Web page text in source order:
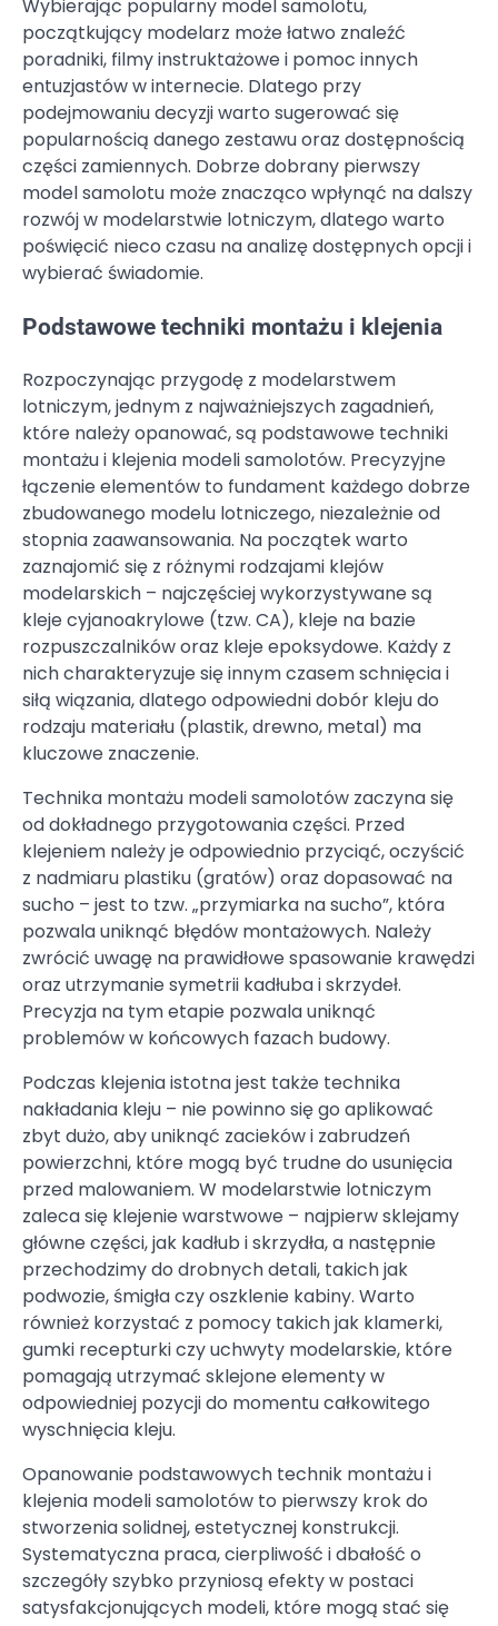
Wybierając popularny model samolotu,
początkujący modelarz może łatwo znaleźć
poradniki, filmy instruktażowe i pomoc innych
entuzjastów w internecie. Dlatego przy
podejmowaniu decyzji warto sugerować się
popularnością danego zestawu oraz dostępnością
części zamiennych. Dobrze dobrany pierwszy
model samolotu może znacząco wpłynąć na dalszy
rozwój w modelarstwie lotniczym, dlatego warto
poświęcić nieco czasu na analizę dostępnych opcji i
wybierać świadomie.
Podstawowe techniki montażu i klejenia
Rozpoczynając przygodę z modelarstwem
lotniczym, jednym z najważniejszych zagadnień,
które należy opanować, są podstawowe techniki
montażu i klejenia modeli samolotów. Precyzyjne
łączenie elementów to fundament każdego dobrze
zbudowanego modelu lotniczego, niezależnie od
stopnia zaawansowania. Na początek warto
zaznajomić się z różnymi rodzajami klejów
modelarskich – najczęściej wykorzystywane są
kleje cyjanoakrylowe (tzw. CA), kleje na bazie
rozpuszczalników oraz kleje epoksydowe. Każdy z
nich charakteryzuje się innym czasem schnięcia i
siłą wiązania, dlatego odpowiedni dobór kleju do
rodzaju materiału (plastik, drewno, metal) ma
kluczowe znaczenie.
Technika montażu modeli samolotów zaczyna się
od dokładnego przygotowania części. Przed
klejeniem należy je odpowiednio przyciąć, oczyścić
z nadmiaru plastiku (gratów) oraz dopasować na
sucho – jest to tzw. „przymiarka na sucho”, która
pozwala uniknąć błędów montażowych. Należy
zwrócić uwagę na prawidłowe spasowanie krawędzi
oraz utrzymanie symetrii kadłuba i skrzydeł.
Precyzja na tym etapie pozwala uniknąć
problemów w końcowych fazach budowy.
Podczas klejenia istotna jest także technika
nakładania kleju – nie powinno się go aplikować
zbyt dużo, aby uniknąć zacieków i zabrudzeń
powierzchni, które mogą być trudne do usunięcia
przed malowaniem. W modelarstwie lotniczym
zaleca się klejenie warstwowe – najpierw sklejamy
główne części, jak kadłub i skrzydła, a następnie
przechodzimy do drobnych detali, takich jak
podwozie, śmigła czy oszklenie kabiny. Warto
również korzystać z pomocy takich jak klamerki,
gumki recepturki czy uchwyty modelarskie, które
pomagają utrzymać sklejone elementy w
odpowiedniej pozycji do momentu całkowitego
wyschnięcia kleju.
Opanowanie podstawowych technik montażu i
klejenia modeli samolotów to pierwszy krok do
stworzenia solidnej, estetycznej konstrukcji.
Systematyczna praca, cierpliwość i dbałość o
szczegóły szybko przyniosą efekty w postaci
satysfakcjonujących modeli, które mogą stać się